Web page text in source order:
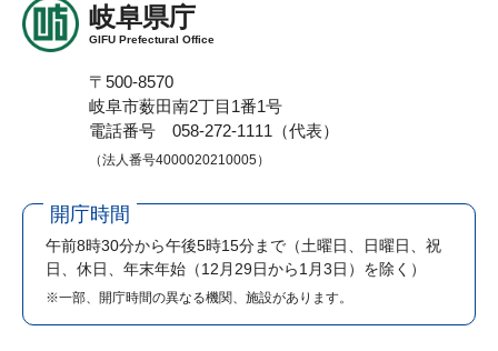
岐阜県庁
GIFU Prefectural Office
〒500-8570
岐阜市薮田南2丁目1番1号
電話番号 058-272-1111（代表）
（法人番号4000020210005）
開庁時間
午前8時30分から午後5時15分まで （土曜日、日曜日、祝
日、休日、年末年始（12月29日から1月3日）を除く）
※一部、開庁時間の異なる機関、施設があります。